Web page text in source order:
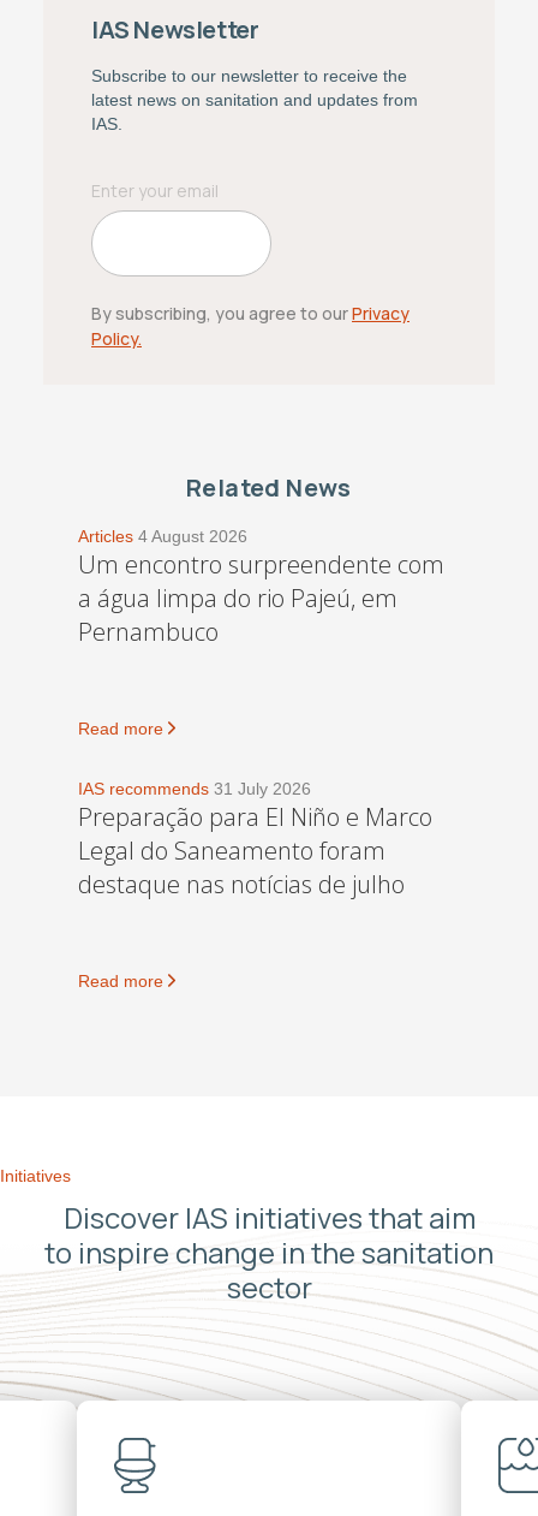
IAS Newsletter
Subscribe to our newsletter to receive the
latest news on sanitation and updates from
IAS.
By subscribing, you agree to ourPrivacy
Policy.
Related News
Articles 4 August 2026
Um encontro surpreendente com
a água limpa do rio Pajeú, em
Pernambuco
Read more
IAS recommends 31 July 2026
Preparação para El Niño e Marco
Legal do Saneamento foram
destaque nas notícias de julho
Read more
Initiatives
Discover IAS initiatives that aim
to inspire change in the sanitation
sector